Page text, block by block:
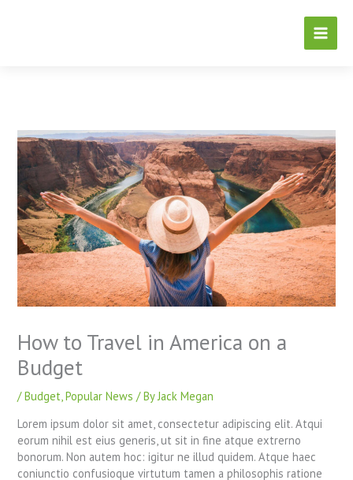
How to Travel in America on a
Budget
/Budget,Popular News / ByJack Megan
Lorem ipsum dolor sit amet, consectetur adipiscing elit. Atqui
eorum nihil est eius generis, ut sit in fine atque extrerno
bonorum. Non autem hoc: igitur ne illud quidem. Atque haec
coniunctio confusioque virtutum tamen a philosophis ratione